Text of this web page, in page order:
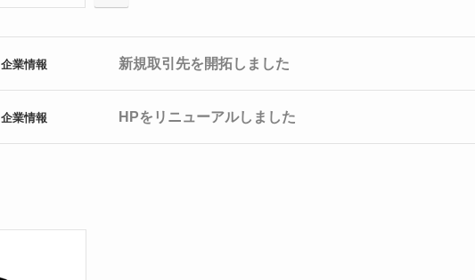
企業情報 新規取引先を開拓しました
企業情報 HPをリニューアルしました